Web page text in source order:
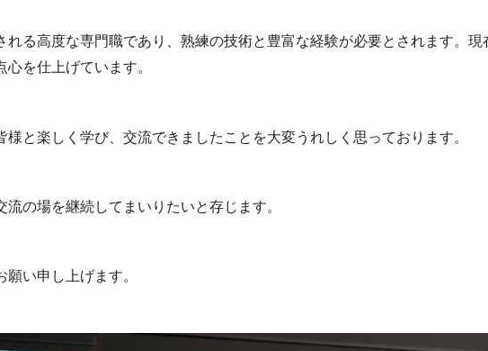
れる高度な専門職であり、熟練の技術と豊富な経験が必要とされます。
を仕上げています。
と楽しく学び、交流できましたことを大変うれしく思っております。
の場を継続してまいりたいと存じます。
い申し上げます。